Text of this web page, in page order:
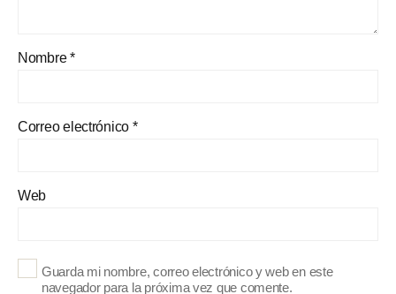
Nombre*
Correo electrónico *
Web
Guarda mi nombre, correo electrónico y web en este
navegador para la próxima vez que comente.